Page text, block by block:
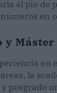
al pie de
en
y
la
posgrado